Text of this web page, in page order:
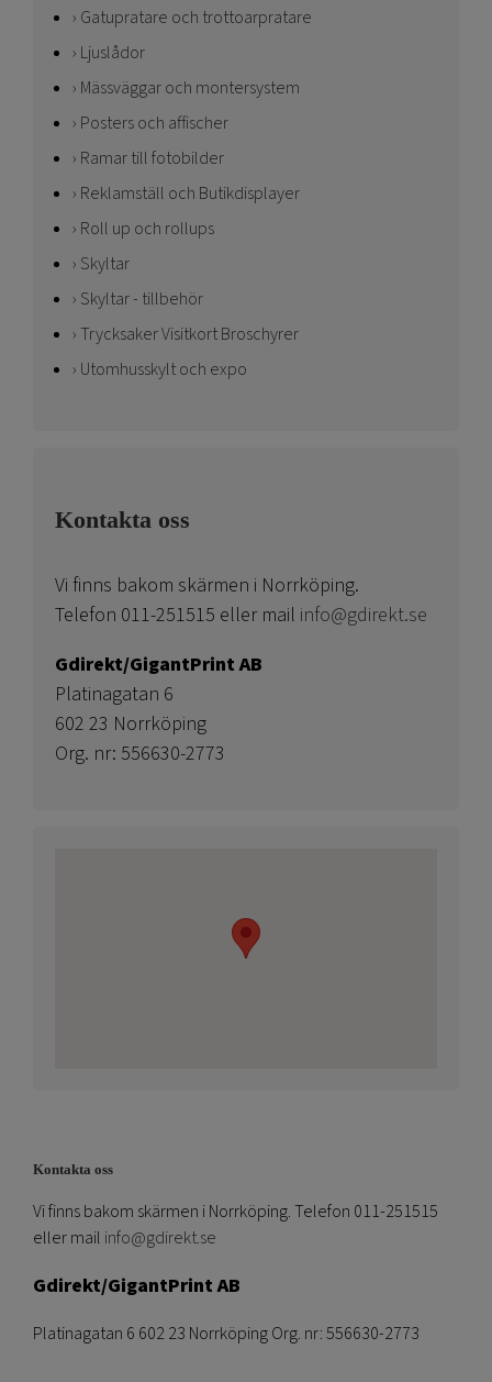
Gatupratare och trottoarpratare
Ljuslådor
Mässväggar och montersystem
Posters och affischer
Ramar till fotobilder
Reklamställ och Butikdisplayer
Roll up och rollups
Skyltar
Skyltar - tillbehör
Trycksaker Visitkort Broschyrer
Utomhusskylt och expo
Kontakta oss
Vi finns bakom skärmen i Norrköping.
Telefon 011-251515 eller mail info@gdirekt.se
Gdirekt/GigantPrint AB
Platinagatan 6
602 23 Norrköping
Org. nr: 556630-2773
Kontakta oss
Vi finns bakom skärmen i Norrköping. Telefon 011-251515
eller mail info@gdirekt.se
Gdirekt/GigantPrint AB
Platinagatan 6 602 23 Norrköping Org. nr: 556630-2773